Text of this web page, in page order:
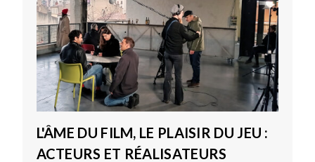
L'ÂME DU FILM, LE PLAISIR DU JEU :
ACTEURS ET RÉALISATEURS